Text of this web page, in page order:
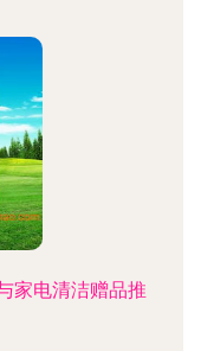
家电清洁赠品推